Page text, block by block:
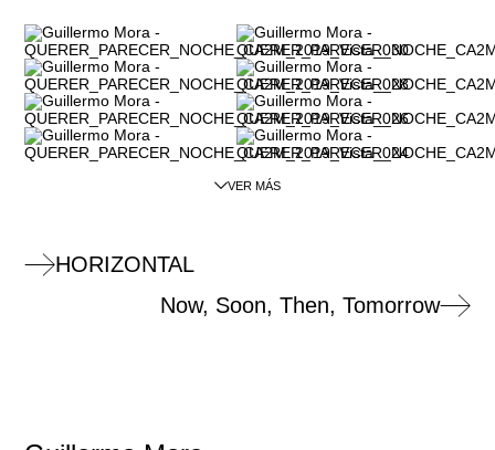
VER MÁS
HORIZONTAL
Now, Soon, Then, Tomorrow